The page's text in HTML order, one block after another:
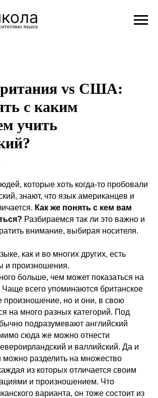
vs США:
с каким
учить
которые хоть когда-то пробовали
знают, что язык американцев и
Как же понять с кем вам
Разбираемся так ли это важно и
внимание, выбирая носителя.
как и во многих других, есть
и произношения.
больше, чем может показаться на
Чаще всего упоминаются британское
произношение, но и они, в свою
на много разных категорий. Под
подразумевают английский
сюда же можно отнести
и валлийский. Да и
можно разделить на множество
из которых отличается своим
и произношением. Что
варианта, он тоже состоит из